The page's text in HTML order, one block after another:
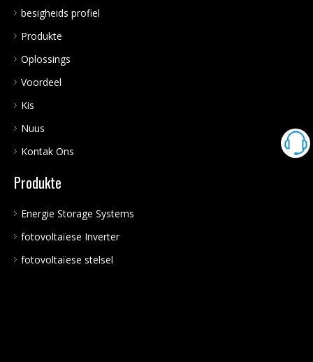
Off Grid Solar Inverter
besigheids profiel
Produkte
Oplossings
Voordeel
Kis
Nuus
Kontak Ons
Produkte
Energie Storage Systems
fotovoltaïese Inverter
fotovoltaïese stelsel